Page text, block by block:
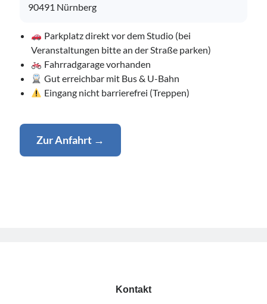
90491 Nürnberg
Parkplatz direkt vor dem Studio (bei
Veranstaltungen bitte an der Straße parken)
Fahrradgarage vorhanden
Gut erreichbar mit Bus & U-Bahn
Eingang nicht barrierefrei (Treppen)
Zur Anfahrt →
Kontakt